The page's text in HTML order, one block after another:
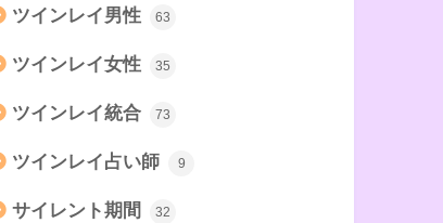
ツインレイ男性 63
ツインレイ女性 35
ツインレイ統合 73
ツインレイ占い師 9
サイレント期間 32